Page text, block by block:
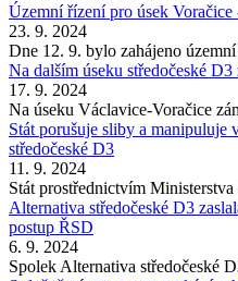
Územní řízení pro úsek
23. 9. 2024
Dne 12. 9. bylo zahájeno
Na dalším úseku středočeské
17. 9. 2024
Na úseku Václavice-Voračice
Stát porušuje sliby a manipuluje
středočeské D3
11. 9. 2024
Stát prostřednictvím
Alternativa středočeské D3
postup ŘSD
6. 9. 2024
Spolek Alternativa středočeské